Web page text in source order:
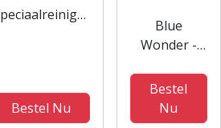
Bestel Nu
Blue
Wonder -
& Toilet
Spray
Bestel
Nu